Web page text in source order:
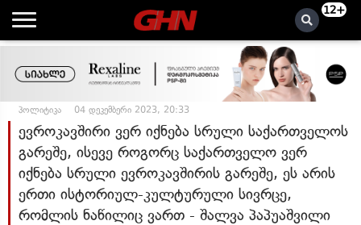
12+
პოლიტიკა 04 დეკემბერი 2023, 20:33
ევროკავშირი ვერ იქნება სრული საქართველოს
გარეშე, ისევე როგორც საქართველო ვერ
იქნება სრული ევროკავშირის გარეშე, ეს არის
ერთი ისტორიულ-კულტურული სივრცე,
რომლის ნაწილიც ვართ - შალვა პაპუაშვილი